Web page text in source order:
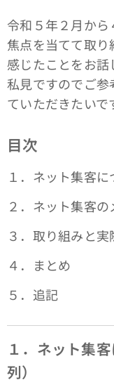
令和５年２月か
焦点を当てて取り
感じたことをお話
私見ですのでご
ていただきたいで
目次
１．ネット集客に
２．ネット集客
３．取り組みと実
４．まとめ
５．追記
１．ネット集
列）